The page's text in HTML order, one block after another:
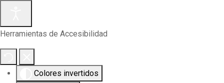
Herramientas de Accesibilidad
Colores invertidos